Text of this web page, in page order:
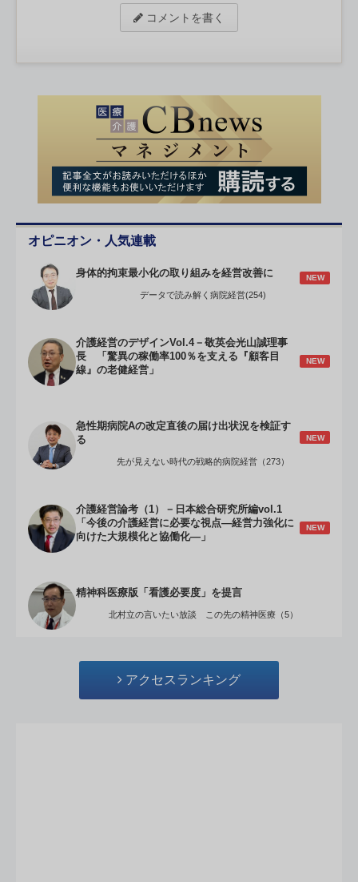
コメントを書く
オピニオン・人気連載
身体的拘束最小化の取り組みを経営改善に NEW
データで読み解く病院経営(254)
介護経営のデザインVol.4－敬英会光山誠理事
長 「驚異の稼働率100％を支える『顧客目
線』の老健経営」
NEW
急性期病院Aの改定直後の届け出状況を検証す
る
NEW
先が見えない時代の戦略的病院経営（273）
介護経営論考（1）－日本総合研究所編vol.1
「今後の介護経営に必要な視点―経営力強化に
向けた大規模化と協働化―」
NEW
精神科医療版「看護必要度」を提言
北村立の言いたい放談 この先の精神医療（5）
アクセスランキング